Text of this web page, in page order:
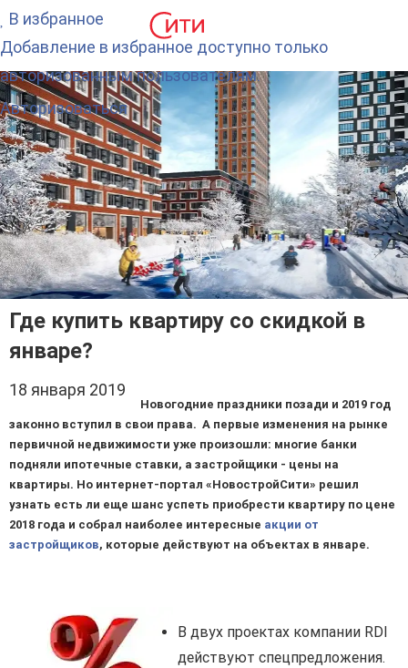
Где купить квартиру со скидкой в
январе?
18 января 2019
Новогодние праздники позади и 2019 год
законно вступил в свои права. А первые изменения на рынке
первичной недвижимости уже произошли: многие банки
подняли ипотечные ставки, а застройщики - цены на
квартиры. Но интернет-портал «НовостройСити» решил
узнать есть ли еще шанс успеть приобрести квартиру по цене
2018 года и собрал наиболее интересные акции от
застройщиков, которые действуют на объектах в январе.
В двух проектах компании RDI
действуют спецпредложения.
В избранное
Добавление в избранное доступно только
авторизованным пользователям.
Авторизоваться